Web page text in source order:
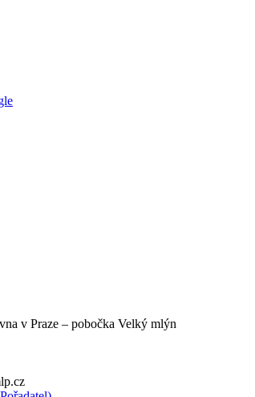
v Praze – pobočka Velký mlýn